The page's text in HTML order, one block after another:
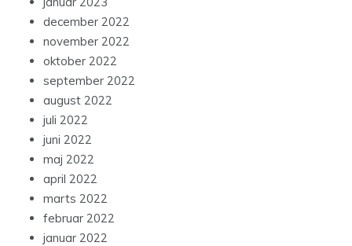
december 2022
november 2022
oktober 2022
september 2022
august 2022
juli 2022
juni 2022
maj 2022
april 2022
marts 2022
februar 2022
januar 2022